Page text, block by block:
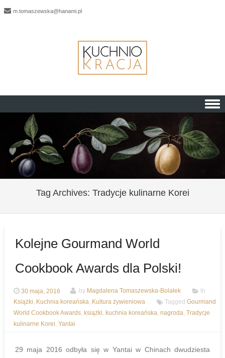
m.tomaszewska@hanami.pl
Skip to content
Tag Archives: Tradycje kulinarne Korei
Kolejne Gourmand World
Cookbook Awards dla Polski!
30 maja, 2016 by Magdalena Tomaszewska-Bolałek
In
Książki, Kuchnia koreańska, Kultura żywieniowa Tagged Gourmand
World Cookbook Awards, książki, kuchnia koreańska, nagroda, Tradycje
kulinarne Korei, Yantai
29 maja 2016 odbyła się w Yantai w Chinach dwudziesta